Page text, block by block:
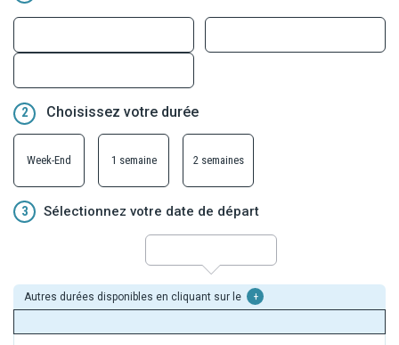
2 Choisissez votre durée
Week-End 1 semaine 2 semaines
3 Sélectionnez votre date de départ
Autres durées disponibles en cliquant sur le +